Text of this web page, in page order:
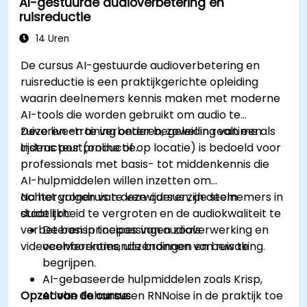
ruisreductie
14 Uren
De cursus AI-gestuurde audioverbetering en
ruisreductie is een praktijkgerichte opleiding
waarin deelnemers kennis maken met moderne
AI-tools die worden gebruikt om audio te
zuiveren en te verbeteren, zowel in realtime als
tijdens postproductie.
Deze live-training onder begeleiding van een
instructeur (online of op locatie) is bedoeld voor
professionals met basis- tot middenkennis die
AI-hulpmiddelen willen inzetten om
achtergrondruis te verwijderen, de stem
duidelijkheid te vergroten en de audiokwaliteit te
verbeteren in toepassingen zoals
videoconferenties, uitzendingen en bewaking.
Na het volgen van deze cursus zijn deelnemers in
staat tot:
De basisprincipes van audioverwerking en
veelvoorkomende bronnen van ruis te
begrijpen.
AI-gebaseerde hulpmiddelen zoals Krisp,
Adobe Enhance en RNNoise in de praktijk toe
Opzet van de cursus